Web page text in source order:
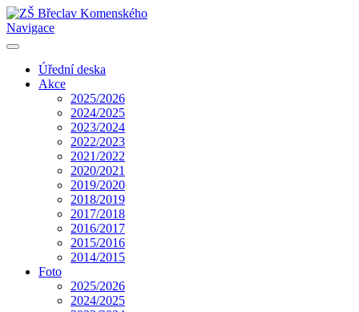
Navigace
Úřední deska
Akce
2025/2026
2024/2025
2023/2024
2022/2023
2021/2022
2020/2021
2019/2020
2018/2019
2017/2018
2016/2017
2015/2016
2014/2015
Foto
2025/2026
2024/2025